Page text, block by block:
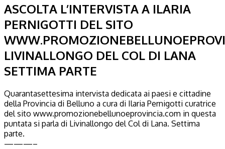
ASCOLTA L’INTERVISTA A ILARIA
PERNIGOTTI DEL SITO
LIVINALLONGO DEL COL DI LANA
SETTIMA PARTE
Quarantasettesima intervista dedicata ai paesi e cittadine
della Provincia di Belluno a cura di Ilaria Pernigotti curatrice
del sito www.promozionebellunoeprovincia.com in questa
puntata si parla di Livinallongo del Col di Lana. Settima
parte.
———–